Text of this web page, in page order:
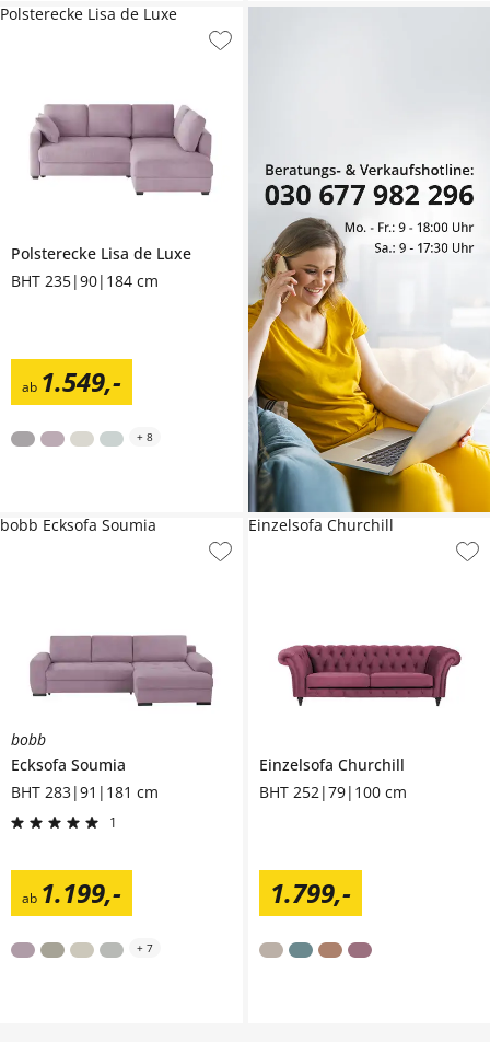
Polsterecke Lisa de Luxe
BHT 235|90|184 cm
ab 1.549,-
Polsterecke Lisa de Luxe
+ 8
bobb
Ecksofa Soumia
BHT 283|91|181 cm
1
ab 1.199,-
bobb Ecksofa Soumia
+ 7
Einzelsofa Churchill
BHT 252|79|100 cm
1.799,-
Einzelsofa Churchill